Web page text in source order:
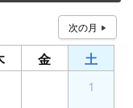
金
土
1